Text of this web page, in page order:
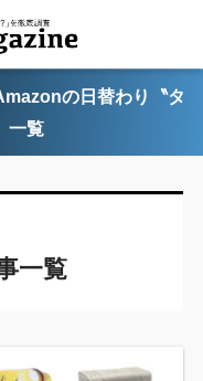
の日替わり〝タ
一覧
一覧